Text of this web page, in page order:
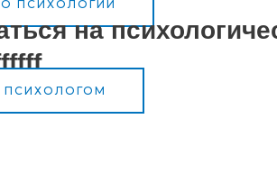
ПСИХОЛОГИИ
на
ПСИХОЛОГОМ